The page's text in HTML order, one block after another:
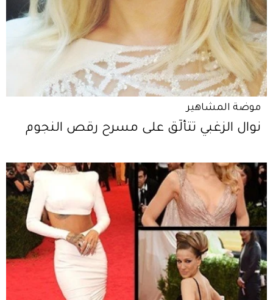
موضة المشاهير
نوال الزغبي تتألّق على مسرح رقص النجوم